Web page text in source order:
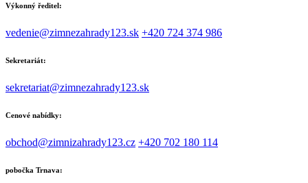
Výkonný ředitel:
vedenie@zimnezahrady123.sk +420 724 374 986
Sekretariát:
sekretariat@zimnezahrady123.sk
Cenové nabídky:
obchod@zimnizahrady123.cz +420 702 180 114
pobočka Trnava: